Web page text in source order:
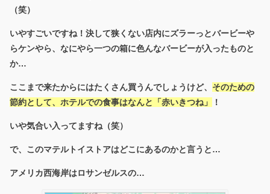
（笑）
いやすごいですね！決して狭くない店内にズラーっとバービーや
らケンやら、なにやら一つの箱に色んなバービーが入ったものと
か…
ここまで来たからにはたくさん買うんでしょうけど、 そのための
節約として、ホテルでの食事はなんと「赤いきつね」
！
いや気合い入ってますね（笑）
で、このマテルトイストアはどこにあるのかと言うと…
アメリカ西海岸はロサンゼルスの…